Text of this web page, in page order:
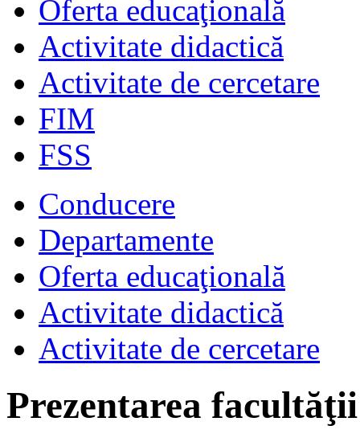
Oferta educaţională
Activitate didactică
Activitate de cercetare
FIM
FSS
Conducere
Departamente
Oferta educaţională
Activitate didactică
Activitate de cercetare
Prezentarea facultăţii